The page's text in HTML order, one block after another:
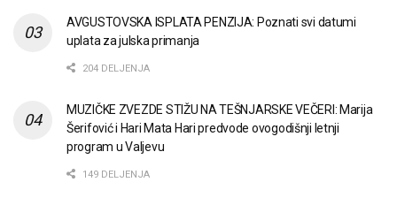
AVGUSTOVSKA ISPLATA PENZIJA: Poznati svi datumi
uplata za julska primanja
204 DELJENJA
MUZIČKE ZVEZDE STIŽU NA TEŠNJARSKE VEČERI: Marija
Šerifović i Hari Mata Hari predvode ovogodišnji letnji
program u Valjevu
149 DELJENJA